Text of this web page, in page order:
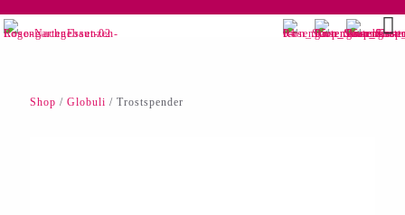
Shop / Globuli / Trostspender